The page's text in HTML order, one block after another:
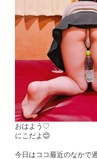
おはよう♡
にこだよ😊
今日はココ最近のなかで